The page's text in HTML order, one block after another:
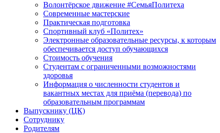
Волонтёрское движение #СемьяПолитеха
Современные мастерские
Практическая подготовка
Спортивный клуб «Политех»
Электронные образовательные ресурсы, к которым
обеспечивается доступ обучающихся
Стоимость обучения
Студентам с ограниченными возможностями
здоровья
Информация о численности студентов и
вакантных местах для приёма (перевода) по
образовательным программам
Выпускнику (ЦК)
Сотруднику
Родителям